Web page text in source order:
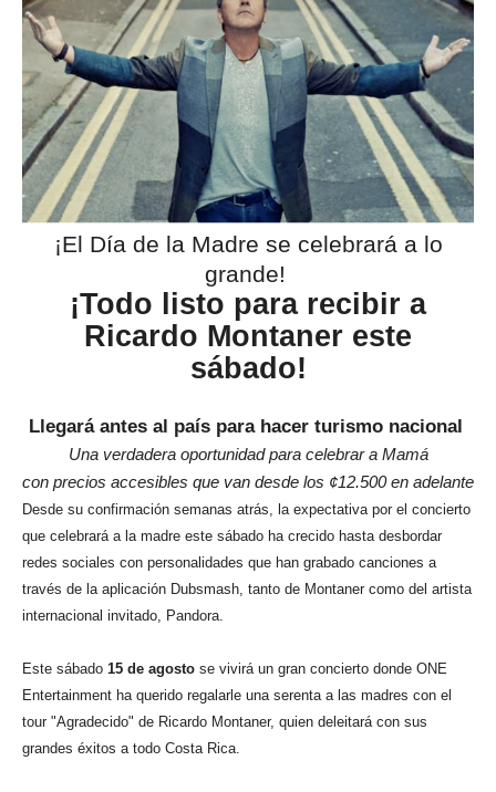
¡El Día de la Madre se celebrará a lo
grande!
¡Todo listo para recibir a
Ricardo Montaner este
sábado!
Llegará antes al país para hacer turismo nacional
Una verdadera oportunidad para celebrar a Mamá
con precios accesibles que van desde los ¢12.500 en adelante
Desde su confirmación semanas atrás, la expectativa por el concierto
que celebrará a la madre este sábado ha crecido hasta desbordar
redes sociales con personalidades que han grabado canciones a
través de la aplicación Dubsmash, tanto de Montaner como del artista
internacional invitado, Pandora.
Este sábado 15 de agosto se vivirá un gran concierto donde ONE
Entertainment ha querido regalarle una serenta a las madres con el
tour "Agradecido" de Ricardo Montaner, quien deleitará con sus
grandes éxitos a todo Costa Rica.